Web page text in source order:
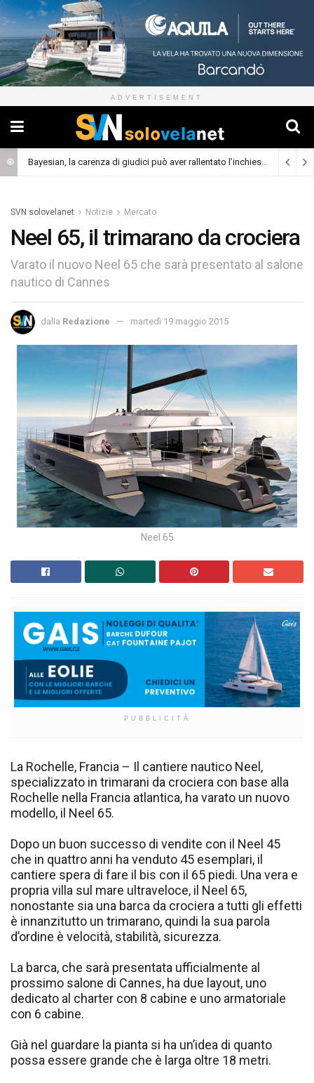
ADVERTISEMENT
Bayesian, la carenza di giudici può aver rallentato l’inchiesta (Cronaca)
SVN solovelanet Notizie Mercato
Neel 65, il trimarano da crociera
Varato il nuovo Neel 65 che sarà presentato al salone
nautico di Cannes
dalla Redazione martedì 19 maggio 2015
Neel 65
PUBBLICITÀ
La Rochelle, Francia – Il cantiere nautico Neel,
specializzato in trimarani da crociera con base alla
Rochelle nella Francia atlantica, ha varato un nuovo
modello, il Neel 65.
Dopo un buon successo di vendite con il Neel 45
che in quattro anni ha venduto 45 esemplari, il
cantiere spera di fare il bis con il 65 piedi. Una vera e
propria villa sul mare ultraveloce, il Neel 65,
nonostante sia una barca da crociera a tutti gli effetti
è innanzitutto un trimarano, quindi la sua parola
d’ordine è velocità, stabilità, sicurezza.
La barca, che sarà presentata ufficialmente al
prossimo salone di Cannes, ha due layout, uno
dedicato al charter con 8 cabine e uno armatoriale
con 6 cabine.
Già nel guardare la pianta si ha un’idea di quanto
possa essere grande che è larga oltre 18 metri.